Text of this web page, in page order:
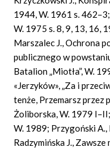
1944, W. 1961 s.
W. 1975 s. 8, 9, 13, 16,
Marszalec J., Ochrona
publicznego w
Batalion „Miotła”, W.
«Jerzyków», „Za i
tenże, Przemarsz przez
Żoliborska, W. 1979
W. 1989; Przygoński
Radzymińska J.,